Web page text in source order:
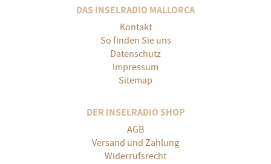
DAS INSELRADIO MALLORCA
Kontakt
So finden Sie uns
Datenschutz
Impressum
Sitemap
DER INSELRADIO SHOP
AGB
Versand und Zahlung
Widerrufsrecht